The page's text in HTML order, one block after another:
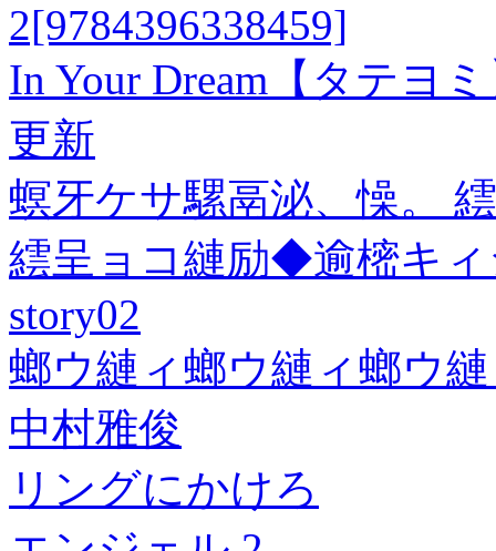
2[9784396338459]
In Your Dream【タテヨ
更新
螟牙ケサ騾鬲泌、懆。
繧呈ョコ縺励◆逾樒キ
story02
螂ウ縺ィ螂ウ縺ィ螂ウ
中村雅俊
リングにかけろ